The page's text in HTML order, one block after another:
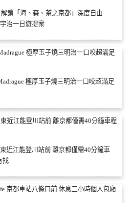
鎖「海、森、茶之京都」深度自由
治一日遊提案
極厚玉子燒三明治一口咬超滿足
近江能登川站前 離京都僅需40分鐘車
找